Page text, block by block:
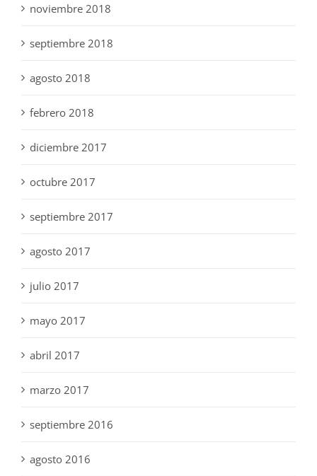
noviembre 2018
septiembre 2018
agosto 2018
febrero 2018
diciembre 2017
octubre 2017
septiembre 2017
agosto 2017
julio 2017
mayo 2017
abril 2017
marzo 2017
septiembre 2016
agosto 2016